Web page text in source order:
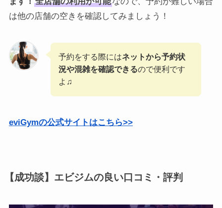
は他の店舗の空きを確認してみましょう！
予約をする際にはネットから予約状
況や混雑を確認できるので便利です
よ♫
eviGymの公式サイトはこちら>>
【成功談】エビジムの良い口コミ・評判